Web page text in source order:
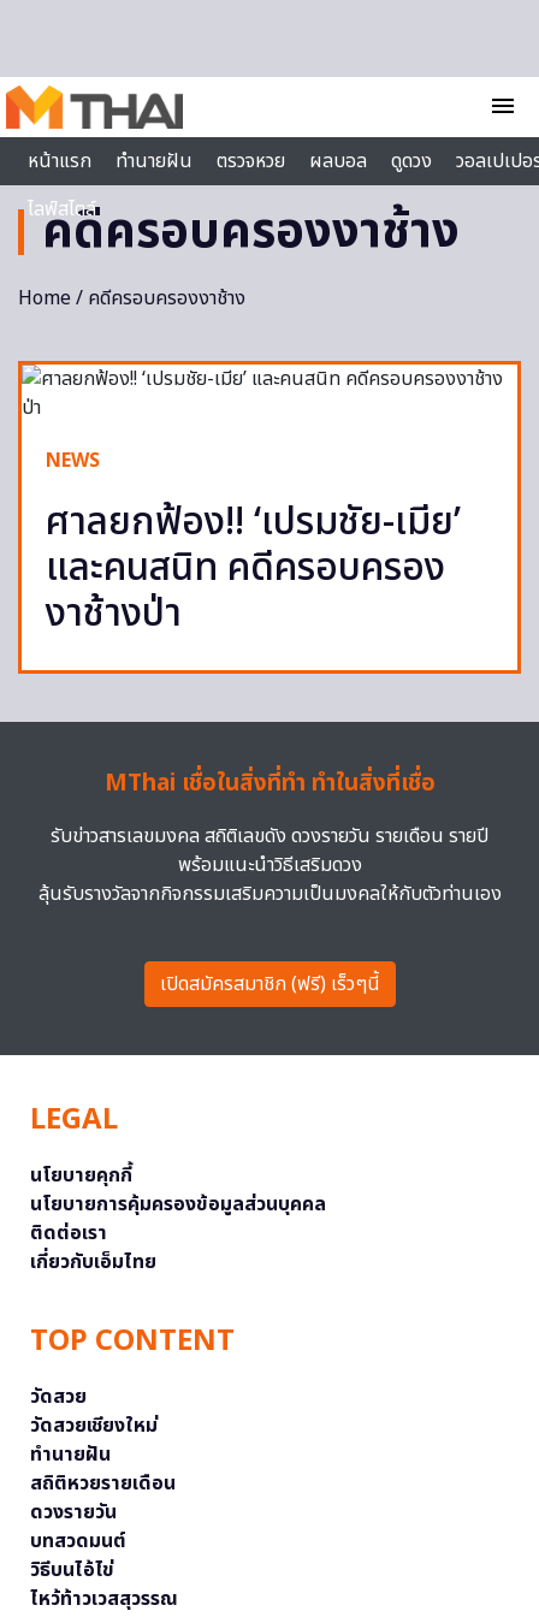
menu
หน้าแรก
ทำนายฝัน ตรวจหวย ผลบอล ดูดวง
วอลเปเป
ไลฟ์สไตล์
คดีครอบครองงาช้าง
Home/ คดีครอบครองงาช้าง
NEWS
ศาลยกฟ้อง!! ‘เปรมชัย-เมีย’
และคนสนิท คดีครอบครอง
งาช้างป่า
MThai เชื่อในสิ่งที่ทำ ทำในสิ่งที่เชื่อ
รับข่าวสารเลขมงคล สถิติเลขดัง ดวงรายวัน รายเดือน รายปี
พร้อมแนะนำวิธีเสริมดวง
ลุ้นรับรางวัลจากกิจกรรมเสริมความเป็นมงคลให้กับตัวท่านเอง
เปิดสมัครสมาชิก (ฟรี) เร็วๆนี้
LEGAL
นโยบายคุกกี้
นโยบายการคุ้มครองข้อมูลส่วนบุคคล
ติดต่อเรา
เกี่ยวกับเอ็มไทย
TOP CONTENT
วัดสวย
วัดสวยเชียงใหม่
ทำนายฝัน
สถิติหวยรายเดือน
ดวงรายวัน
บทสวดมนต์
วิธีบนไอ้ไข่
ไหว้ท้าวเวสสุวรรณ